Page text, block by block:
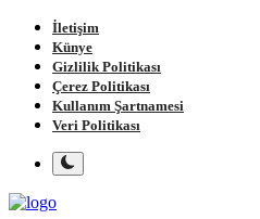
İletişim
Künye
Gizlilik Politikası
Çerez Politikası
Kullanım Şartnamesi
Veri Politikası